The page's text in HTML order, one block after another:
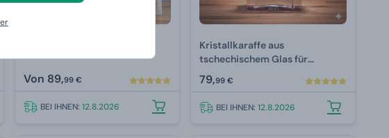
Von 89,99 €
BEI IHNEN:12.8.2026
Kristallkaraffe aus
tschechischem Glas für
Luxusalkohol mit Gravur 800
ml
79,99 €
BEI IHNEN:12.8.2026